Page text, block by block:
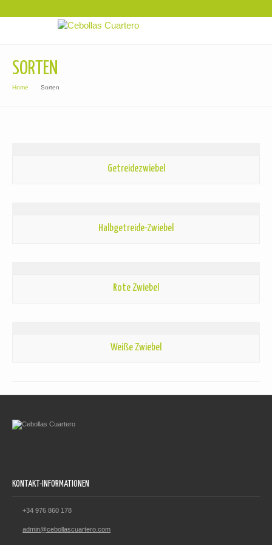
SORTEN
Home Sorten
Getreidezwiebel
Halbgetreide-Zwiebel
Rote Zwiebel
Weiße Zwiebel
KONTAKT-INFORMATIONEN
+34 976 860 178
admin@cebollascuartero.com